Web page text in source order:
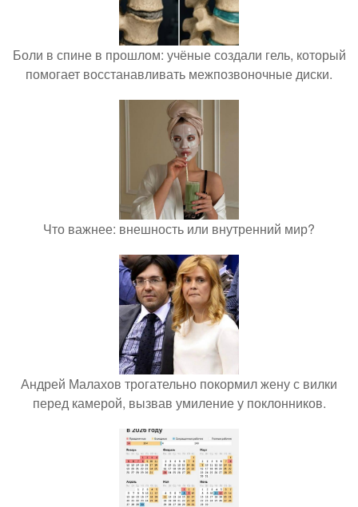
Боли в спине в прошлом: учёные создали гель, который
помогает восстанавливать межпозвоночные диски.
Что важнее: внешность или внутренний мир?
Андрей Малахов трогательно покормил жену с вилки
перед камерой, вызвав умиление у поклонников.